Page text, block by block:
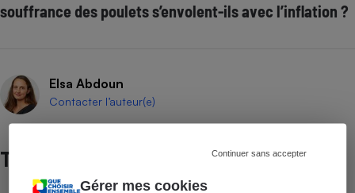
Gérer mes cookies
Continuer sans accepter
souffrance des poulets s’envolent-ils avec l’inflation ?
Elsa Abdoun
Contacter l’auteur(e)
Test